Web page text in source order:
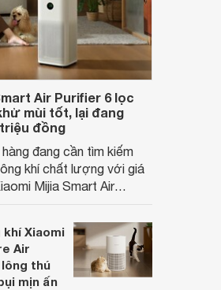
Air Purifier 6 lọc
mùi tốt, lại đang
đồng
đang cần tìm kiếm
khí chất lượng với giá
Mijia Smart Air
nhắc hiện nay.
khí Xiaomi
Air
thú
mịn ấn